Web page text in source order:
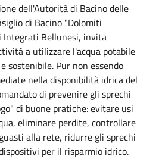
dell'Autorità di Bacino delle
di Bacino "Dolomiti
Integrati Bellunesi, invita
a utilizzare l'acqua potabile
sostenibile. Pur non essendo
nella disponibilità idrica del
di prevenire gli sprechi
di buone pratiche: evitare usi
eliminare perdite, controllare
alla rete, ridurre gli sprechi
per il risparmio idrico.